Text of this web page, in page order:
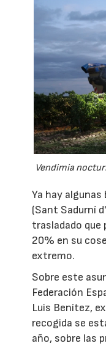
Vendimia
Ya hay
(Sant Sadurní
trasladado que
20% en su
extremo.
Sobre este
Federación
Luis Benítez,
recogida se
año, sobre las